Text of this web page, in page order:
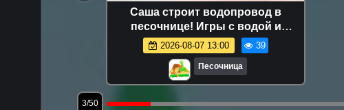
Саша строит водопровод в
песочнице! Игры с водой и
формочками для детей
2026-08-07 13:00 39
Песочница
3/50